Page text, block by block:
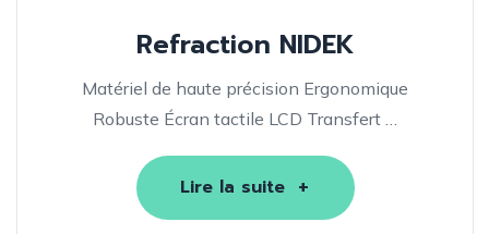
Refraction NIDEK
Matériel de haute précision Ergonomique
Robuste Écran tactile LCD Transfert …
Lire la suite